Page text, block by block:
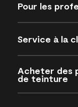
Pour les
Service à la
Acheter des
de teinture